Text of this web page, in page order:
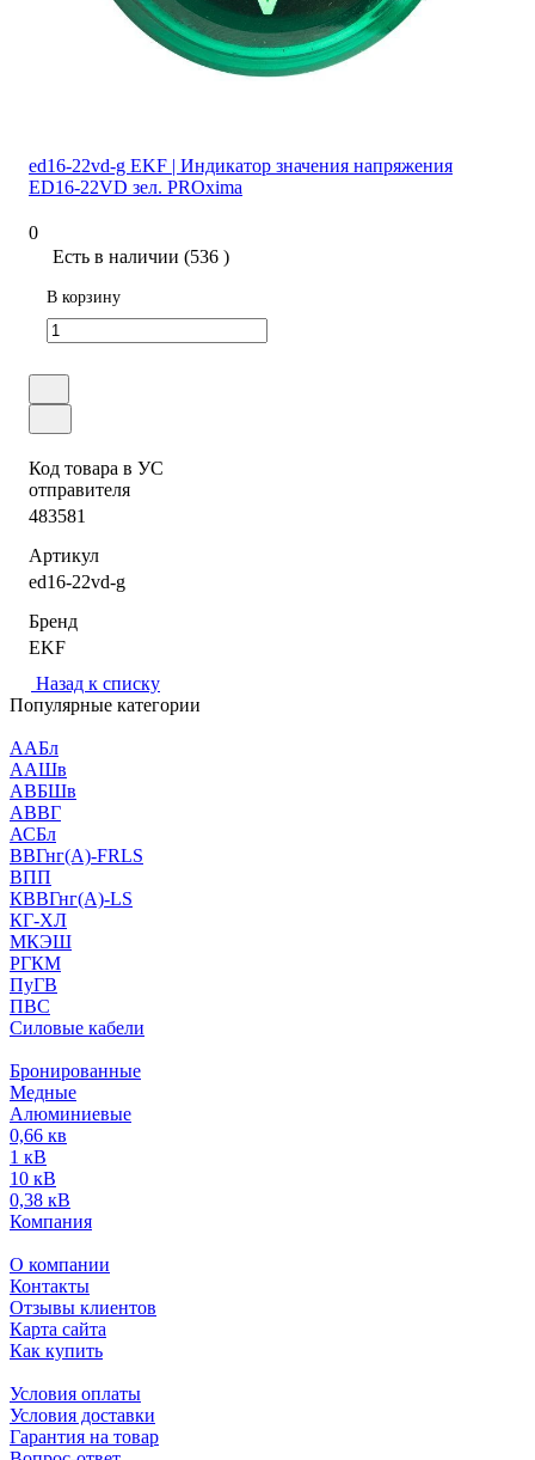
ed16-22vd-g EKF | Индикатор значения напряжения
ED16-22VD зел. PROxima
0
Есть в наличии (536 )
В корзину
Код товара в УС
отправителя
483581
Артикул
ed16-22vd-g
Бренд
EKF
Назад к списку
Популярные категории
ААБл
ААШв
АВБШв
АВВГ
АСБл
ВВГнг(А)-FRLS
ВПП
КВВГнг(А)-LS
КГ-ХЛ
МКЭШ
РГКМ
ПуГВ
ПВС
Силовые кабели
Бронированные
Медные
Алюминиевые
0,66 кв
1 кВ
10 кВ
0,38 кВ
Компания
О компании
Контакты
Отзывы клиентов
Карта сайта
Как купить
Условия оплаты
Условия доставки
Гарантия на товар